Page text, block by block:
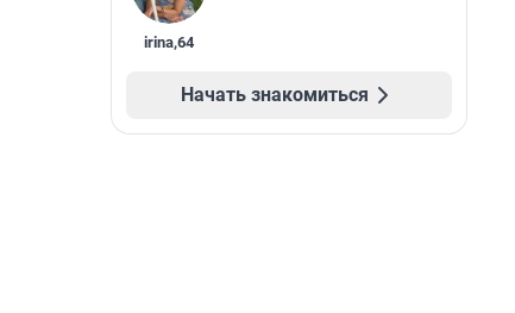
irina,64
Начать знакомиться